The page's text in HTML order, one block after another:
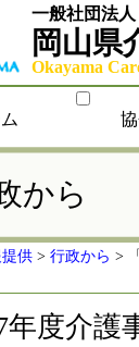
一般社団法人
岡山県
Okayama
から
供 > 行政から >
7年度介